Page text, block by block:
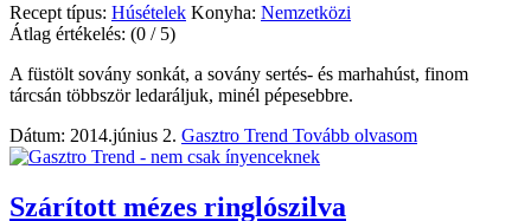
Recept típus: Húsételek Konyha: Nemzetközi
Átlag értékelés: (0 / 5)
A füstölt sovány sonkát, a sovány sertés- és marhahúst, finom
tárcsán többször ledaráljuk, minél pépesebbre.
Dátum: 2014.június 2. Gasztro Trend Tovább olvasom
Szárított mézes ringlószilva